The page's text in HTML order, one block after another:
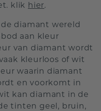
klik hier.
diamant wereld
aan kleur
van diamant wordt
kleurloos of wit
waarin diamant
en voorkomt in
kan diamant in de
tinten geel, bruin,